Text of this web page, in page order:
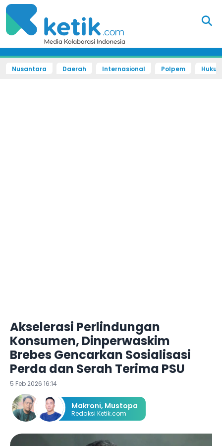
Nusantara Daerah Internasional Polpem
Akselerasi Perlindungan
Konsumen, Dinperwaskim
Brebes Gencarkan Sosialisasi
Perda dan Serah Terima PSU
5 Feb 2026 16:14
Makroni, Mustopa
Redaksi Ketik.com